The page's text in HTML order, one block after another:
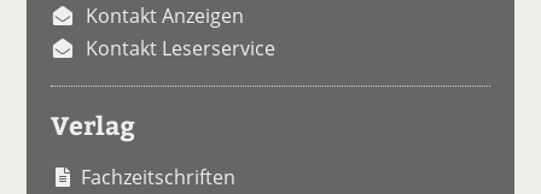
Kontakt Anzeigen
Kontakt Leserservice
Verlag
Fachzeitschriften